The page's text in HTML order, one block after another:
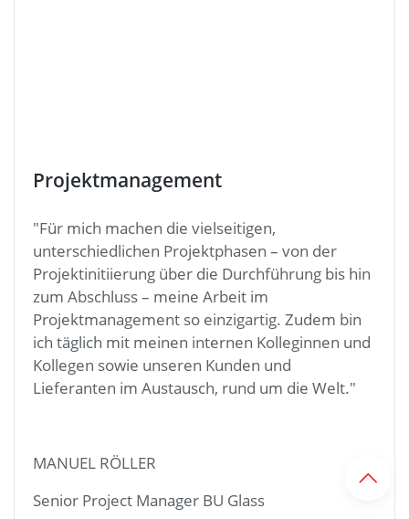
Vertrieb
"Als Sales Manager bei Grenzebach bin ich
Berater und Begleiter unserer Kunden und
Interessenten. Von Anfang an wurde großen
Wert auf meine Ausbildung und Qualifikation
gelegt, damit ich kompetent und agil als
Sprachrohr zwischen Grenzebach und unseren
Kunden fungieren kann. Dieses Vertrauen und
die Möglichkeit, meine Kompetenzen weiter
MAXIMILIAN OCKER